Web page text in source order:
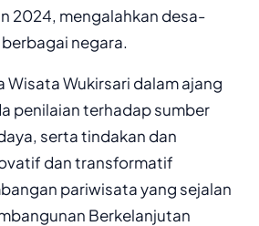
2024, mengalahkan desa-
negara.
Wisata Wukirsari dalam ajang
penilaian terhadap sumber
serta tindakan dan
dan transformatif
pariwisata yang sejalan
Berkelanjutan